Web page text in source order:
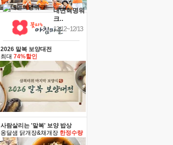
내면혁명워
크..
12/12~12/13
2026 말복 보양대전
최대 74%할인
사람살리는 '말복' 보양 밥상
옹달샘 닭개장&채개장 한정수량